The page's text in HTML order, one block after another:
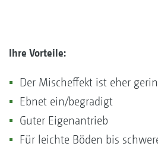
Ihre Vorteile:
Der Mischeffekt ist eher
Ebnet ein/begradigt
Guter Eigenantrieb
Für leichte Böden bis